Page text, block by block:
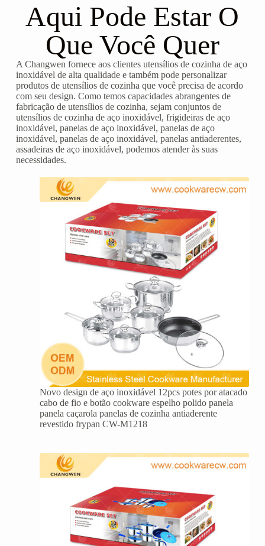
Aqui Pode Estar O
Que Você Quer
A Changwen fornece aos clientes utensílios de cozinha de aço
inoxidável de alta qualidade e também pode personalizar
produtos de utensílios de cozinha que você precisa de acordo
com seu design. Como temos capacidades abrangentes de
fabricação de utensílios de cozinha, sejam conjuntos de
utensílios de cozinha de aço inoxidável, frigideiras de aço
inoxidável, panelas de aço inoxidável, panelas de aço
inoxidável, panelas de aço inoxidável, panelas antiaderentes,
assadeiras de aço inoxidável, podemos atender às suas
necessidades.
Novo design de aço inoxidável 12pcs potes por atacado
cabo de fio e botão cookware espelho polido panela
panela caçarola panelas de cozinha antiaderente
revestido frypan CW-M1218